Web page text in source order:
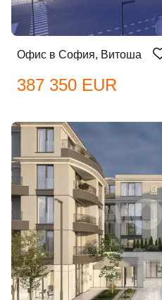
Офис в София, Витоша
387 350 EUR